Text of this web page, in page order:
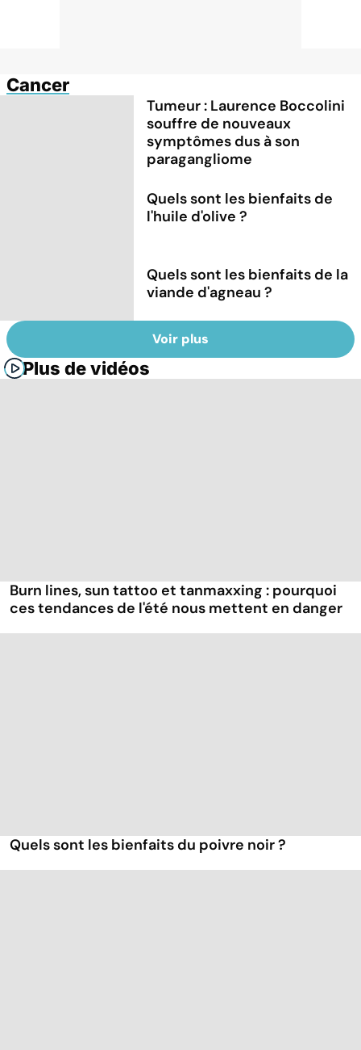
Cancer
Tumeur : Laurence Boccolini
souffre de nouveaux
symptômes dus à son
paragangliome
Quels sont les bienfaits de
l'huile d'olive ?
Quels sont les bienfaits de la
viande d'agneau ?
Voir plus
Plus de vidéos
Burn lines, sun tattoo et tanmaxxing : pourquoi
ces tendances de l'été nous mettent en danger
Quels sont les bienfaits du poivre noir ?